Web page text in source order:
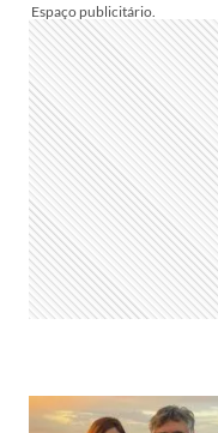
DE
R$
144
MILHÕES
EM
PRIMEIRO
SEMESTRE
DE
2021:
“PACIÊNCIA
E
CUIDADOS”